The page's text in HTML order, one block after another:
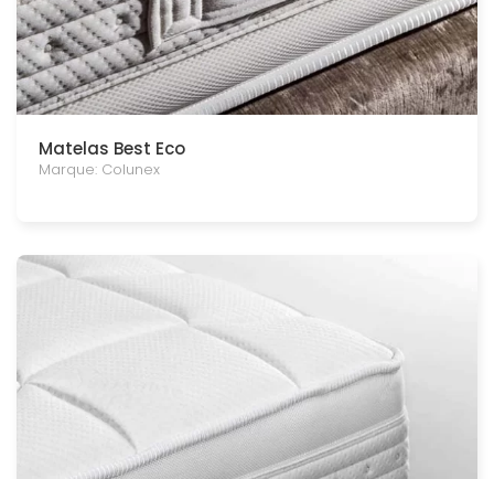
Matelas Best Eco
Marque: Colunex